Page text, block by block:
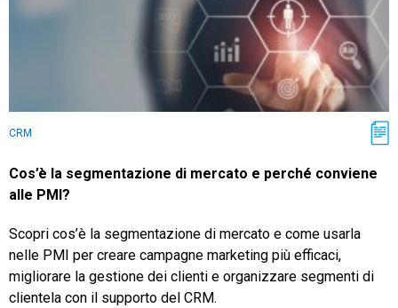
CRM
Cos’è la segmentazione di mercato e perché conviene
alle PMI?
Scopri cos’è la segmentazione di mercato e come usarla
nelle PMI per creare campagne marketing più efficaci,
migliorare la gestione dei clienti e organizzare segmenti di
clientela con il supporto del CRM.